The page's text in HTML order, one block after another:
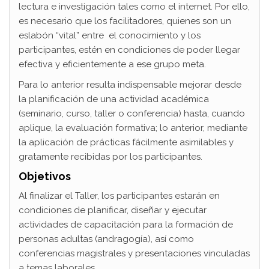
lectura e investigación tales como el internet. Por ello,
es necesario que los facilitadores, quienes son un
eslabón “vital” entre el conocimiento y los
participantes, estén en condiciones de poder llegar
efectiva y eficientemente a ese grupo meta.
Para lo anterior resulta indispensable mejorar desde
la planificación de una actividad académica
(seminario, curso, taller o conferencia) hasta, cuando
aplique, la evaluación formativa; lo anterior, mediante
la aplicación de prácticas fácilmente asimilables y
gratamente recibidas por los participantes.
Objetivos
Al finalizar el Taller, los participantes estarán en
condiciones de planificar, diseñar y ejecutar
actividades de capacitación para la formación de
personas adultas (andragogía), así como
conferencias magistrales y presentaciones vinculadas